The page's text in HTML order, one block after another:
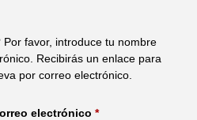
favor, introduce tu nombre
Recibirás un enlace para
por correo electrónico.
electrónico *Obligatorio